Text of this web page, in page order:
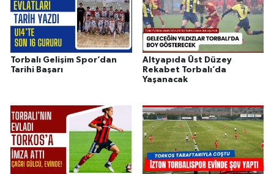
Torbalı Gelişim Spor’dan
Tarihi Başarı
Altyapıda Üst Düzey
Rekabet Torbalı’da
Yaşanacak